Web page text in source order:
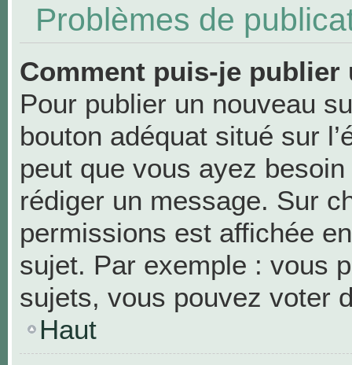
Problèmes de
Comment puis-je
Pour publier un nouveau
bouton adéquat situé sur
peut que vous ayez
rédiger un message. Sur
permissions est affichée
sujet. Par exemple : vous
sujets, vous pouvez voter
Haut